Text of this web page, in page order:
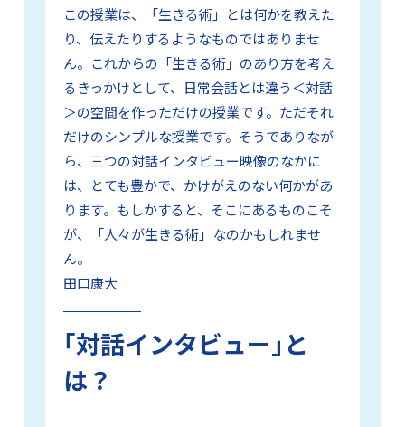
この授業は、「生きる術」とは何かを教えた
り、伝えたりするようなものではありませ
ん。これからの「生きる術」のあり方を考え
るきっかけとして、日常会話とは違う＜対話
＞の空間を作っただけの授業です。ただそれ
だけのシンプルな授業です。そうでありなが
ら、三つの対話インタビュー映像のなかに
は、とても豊かで、かけがえのない何かがあ
ります。もしかすると、そこにあるものこそ
が、「人々が生きる術」なのかもしれませ
ん。
田口康大
｢対話インタビュー｣と
は？